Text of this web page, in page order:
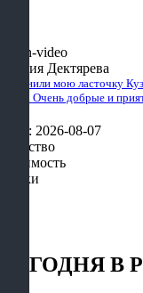
Таисия Дектярева
Починили мою ласточку
счета. Очень добрые и
Дата: 2026-08-07
Качество
Стоимость
Сроки
СЕГОДНЯ В